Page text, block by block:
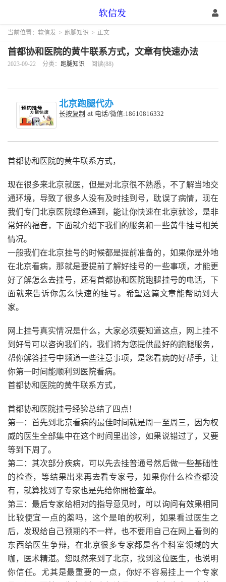
当前位置： 软信发 > 跑腿知识 > 正文
首都协和医院的黄牛联系方式，文章有快速办法
2023-09-22 分类： 跑腿知识 阅读(88)
北京跑腿代办
长按复制 at 电话/微信:18610816332
首都协和医院的黄牛联系方式，
现在很多来北京就医，但是对北京很不熟悉，不了解当地交
通环境，导致了很多人没有及时挂到号，耽误了病情，现在
我们专门北京医院绿色通到，能让你快速在北京就诊，是非
常好的福音，下面就介绍下我们的服务和一些黄牛挂号相关
情况。
一般我们在北京挂号的时候都是提前准备的，如果你是外地
在北京看病，那就是要提前了解好挂号的一些事项，才能更
好了解怎么去挂号，还有首都协和医院跑腿挂号的电话，下
面就来告诉你怎么快速的挂号。希望这篇文章能帮助到大
家。
网上挂号真实情况是什么，大家必须要知道这点，网上挂不
到好号可以咨询我们的，我们将为您提供最好的跑腿服务，
帮你解答挂号中频道一些注意事项，是您看病的好帮手，让
你第一时间能顺利到医院看病。
首都协和医院的黄牛联系方式，
首都协和医院挂号经验总结了四点！
第一：首先到北京看病的最佳时间就是周一至周三，因为权
威的医生全部集中在这个时间里出诊，如果说错过了，又要
等到下周了。
第二：其次部分疾病，可以先去挂普通号然后做一些基础性
的检查，等结果出来再去看专家号，如果你什么检查都没
有，就算找到了专家也是先给你開检查单。
第三：最后专家给相对的指导意见时，可以询问有效果相同
比较便宜一点的薬吗，这个是咱的权利，如果看过医生之
后，发现给自己预期的不一样，也不要用自己在网上看到的
东西给医生争辩，在北京很多专家都是各个科室领域的大
咖，医术精湛。您既然来到了北京，找到这位医生，也说明
你信任。尤其是最重要的一点，你好不容易挂上一个专家